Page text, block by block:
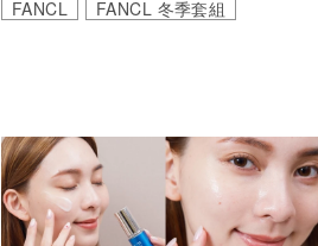
FANCL FANCL 冬季套組